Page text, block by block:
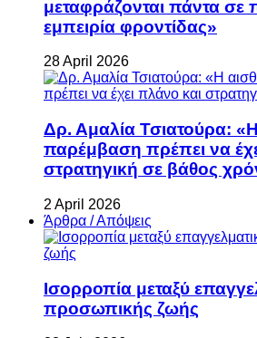
μεταφράζονται πάντα σε
εμπειρία φροντίδας»
28 April 2026
Δρ. Αμαλία Τσιατούρα: «Η
παρέμβαση πρέπει να
στρατηγική σε βάθος
2 April 2026
Άρθρα / Απόψεις
Ισορροπία μεταξύ
προσωπικής ζωής